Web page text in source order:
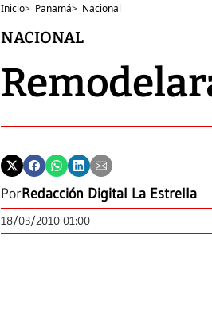
Inicio> Panamá> Nacional
NACIONAL
PorRedacción Digital La Estrella
18/03/2010 01:00